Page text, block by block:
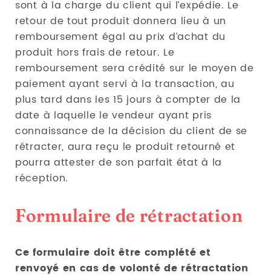
sont à la charge du client qui l’expédie. Le
retour de tout produit donnera lieu à un
remboursement égal au prix d’achat du
produit hors frais de retour. Le
remboursement sera crédité sur le moyen de
paiement ayant servi à la transaction, au
plus tard dans les 15 jours à compter de la
date à laquelle le vendeur ayant pris
connaissance de la décision du client de se
rétracter, aura reçu le produit retourné et
pourra attester de son parfait état à la
réception.
Formulaire de rétractation
Ce formulaire doit être complété et
renvoyé en cas de volonté de rétractation